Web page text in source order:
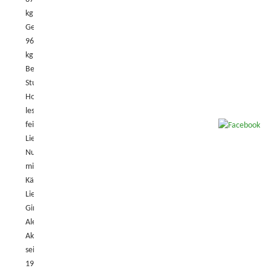
kg
Gewichtsklasse:
96
kg
Beruf:
Student
Hobbys:
lesen,
feiern
Lieblingsessen:
Nudeln
mit
Käsesoße
Lieblingsgetränk:
Ginger
Ale
Aktiv
seit:
1996